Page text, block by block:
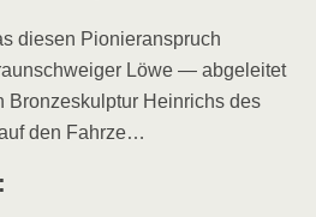
diesen Pionieranspruch
Löwe — abgeleitet
Bronzeskulptur Heinrichs des
den Fahrze…